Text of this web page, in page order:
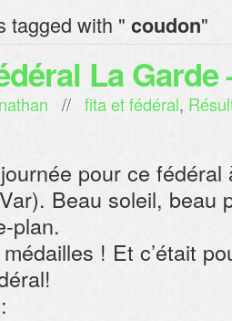
tagged with " coudon"
La Garde
// fita et fédéral,
pour ce fédéral
Beau soleil, beau
plan.
! Et c’était